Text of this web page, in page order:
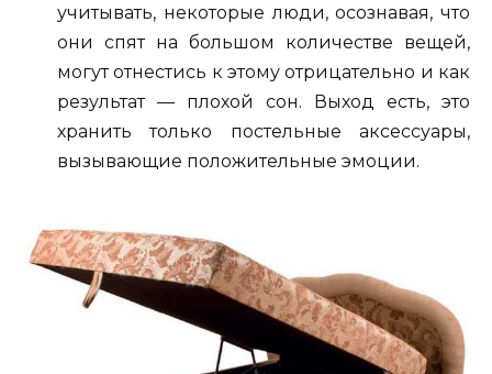
учитывать, некоторые люди, осознавая, что
они спят на большом количестве вещей,
могут отнестись к этому отрицательно и как
результат — плохой сон. Выход есть, это
хранить только постельные аксессуары,
вызывающие положительные эмоции.